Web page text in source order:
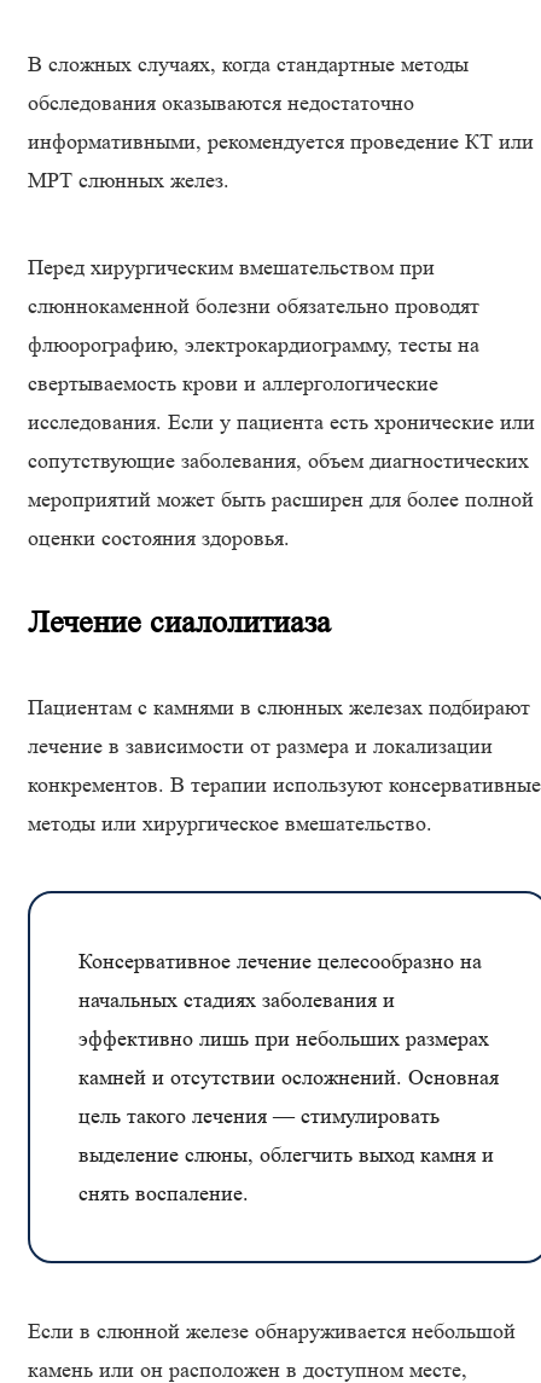
В сложных случаях, когда стандартные методы
обследования оказываются недостаточно
информативными, рекомендуется проведение КТ или
МРТ слюнных желез.
Перед хирургическим вмешательством при
слюннокаменной болезни обязательно проводят
флюорографию, электрокардиограмму, тесты на
свертываемость крови и аллергологические
исследования. Если у пациента есть хронические или
сопутствующие заболевания, объем диагностических
мероприятий может быть расширен для более полной
оценки состояния здоровья.
Лечение сиалолитиаза
Пациентам с камнями в слюнных железах подбирают
лечение в зависимости от размера и локализации
конкрементов. В терапии используют консервативные
методы или хирургическое вмешательство.
Консервативное лечение целесообразно на
начальных стадиях заболевания и
эффективно лишь при небольших размерах
камней и отсутствии осложнений. Основная
цель такого лечения — стимулировать
выделение слюны, облегчить выход камня и
снять воспаление.
Если в слюнной железе обнаруживается небольшой
камень или он расположен в доступном месте,